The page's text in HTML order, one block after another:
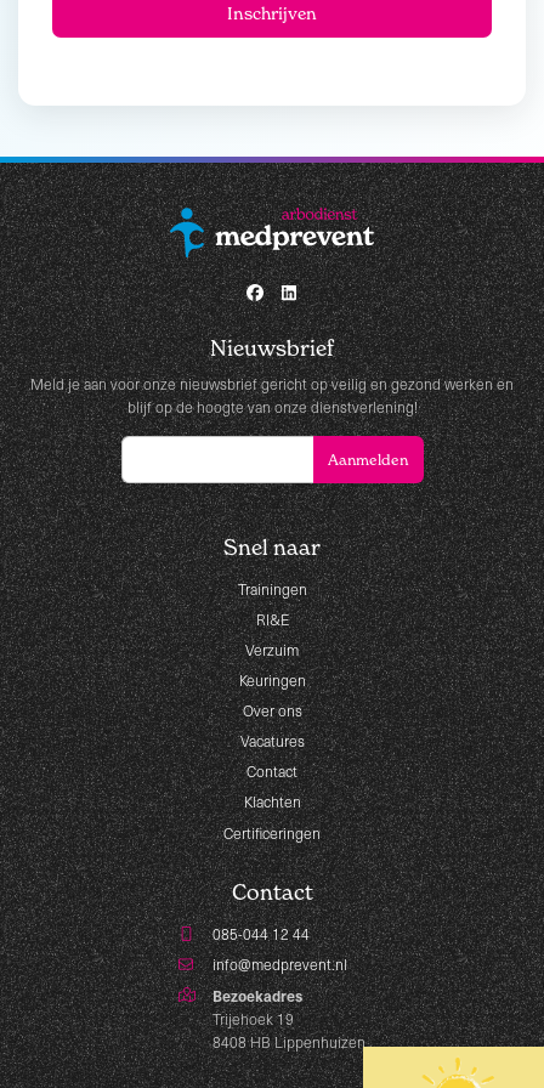
Nieuwsbrief
Meld je aan voor onze nieuwsbrief gericht op veilig en gezond werken en
blijf op de hoogte van onze dienstverlening!
Snel naar
Trainingen
RI&E
Verzuim
Keuringen
Over ons
Vacatures
Contact
Klachten
Certificeringen
Contact
085-044 12 44
info@medprevent.nl
Bezoekadres
Trijehoek 19
8408 HB Lippenhuizen